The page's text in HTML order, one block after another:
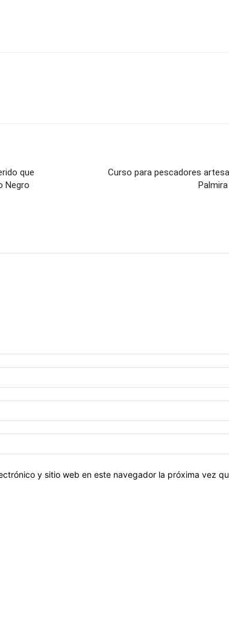
que
Negro
Curso para pescadores
y sitio web en este navegador la próxima vez